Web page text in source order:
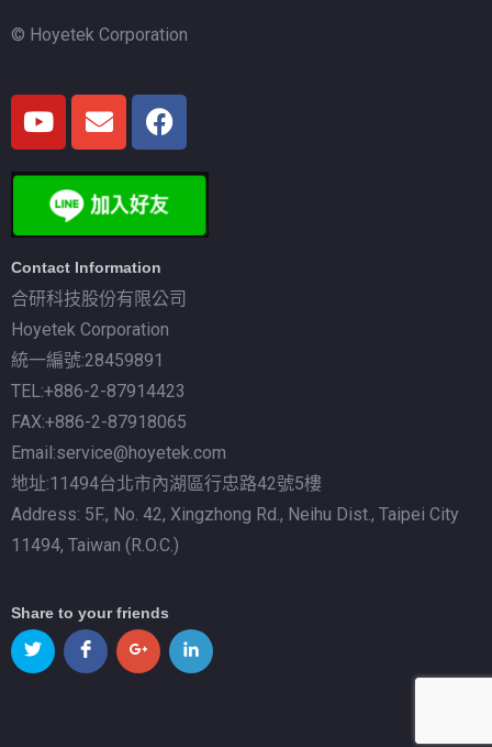
© Hoyetek Corporation
Contact Information
合研科技股份有限公司
Hoyetek Corporation
統一編號:28459891
TEL:+886-2-87914423
FAX:+886-2-87918065
Email:service@hoyetek.com
地址:11494台北市內湖區行忠路42號5樓
Address: 5F., No. 42, Xingzhong Rd., Neihu Dist., Taipei City
11494, Taiwan (R.O.C.)
Share to your friends